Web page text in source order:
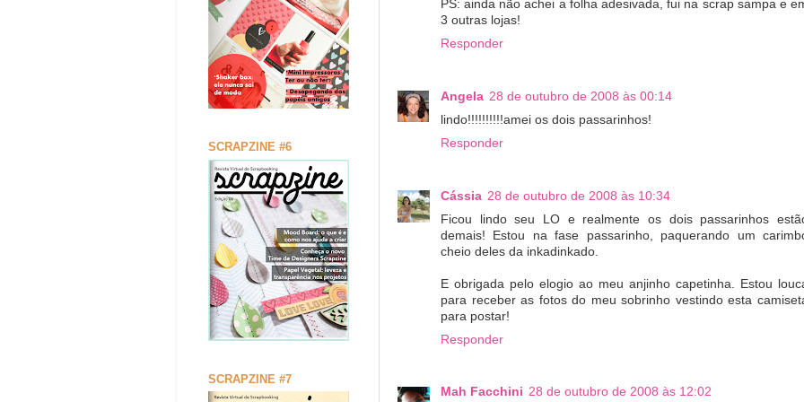
PS: ainda não achei a folha adesivada, fui na scrap sampa e
3 outras lojas!
Responder
Angela 28 de outubro de 2008 às 00:14
lindo!!!!!!!!!!amei os dois passarinhos!
Responder
Cássia 28 de outubro de 2008 às 10:34
Ficou lindo seu LO e realmente os dois passarinhos
demais! Estou na fase passarinho, paquerando um
cheio deles da inkadinkado.
E obrigada pelo elogio ao meu anjinho capetinha. Estou
para receber as fotos do meu sobrinho vestindo esta
para postar!
Responder
Mah Facchini 28 de outubro de 2008 às 12:02
SCRAPZINE #6
SCRAPZINE #7